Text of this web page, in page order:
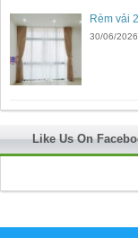
Rèm vải
30/06/2026
Like Us On